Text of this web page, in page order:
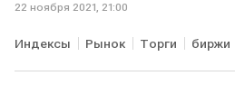
22 ноября 2021, 21:00
Индексы Рынок Торги биржи